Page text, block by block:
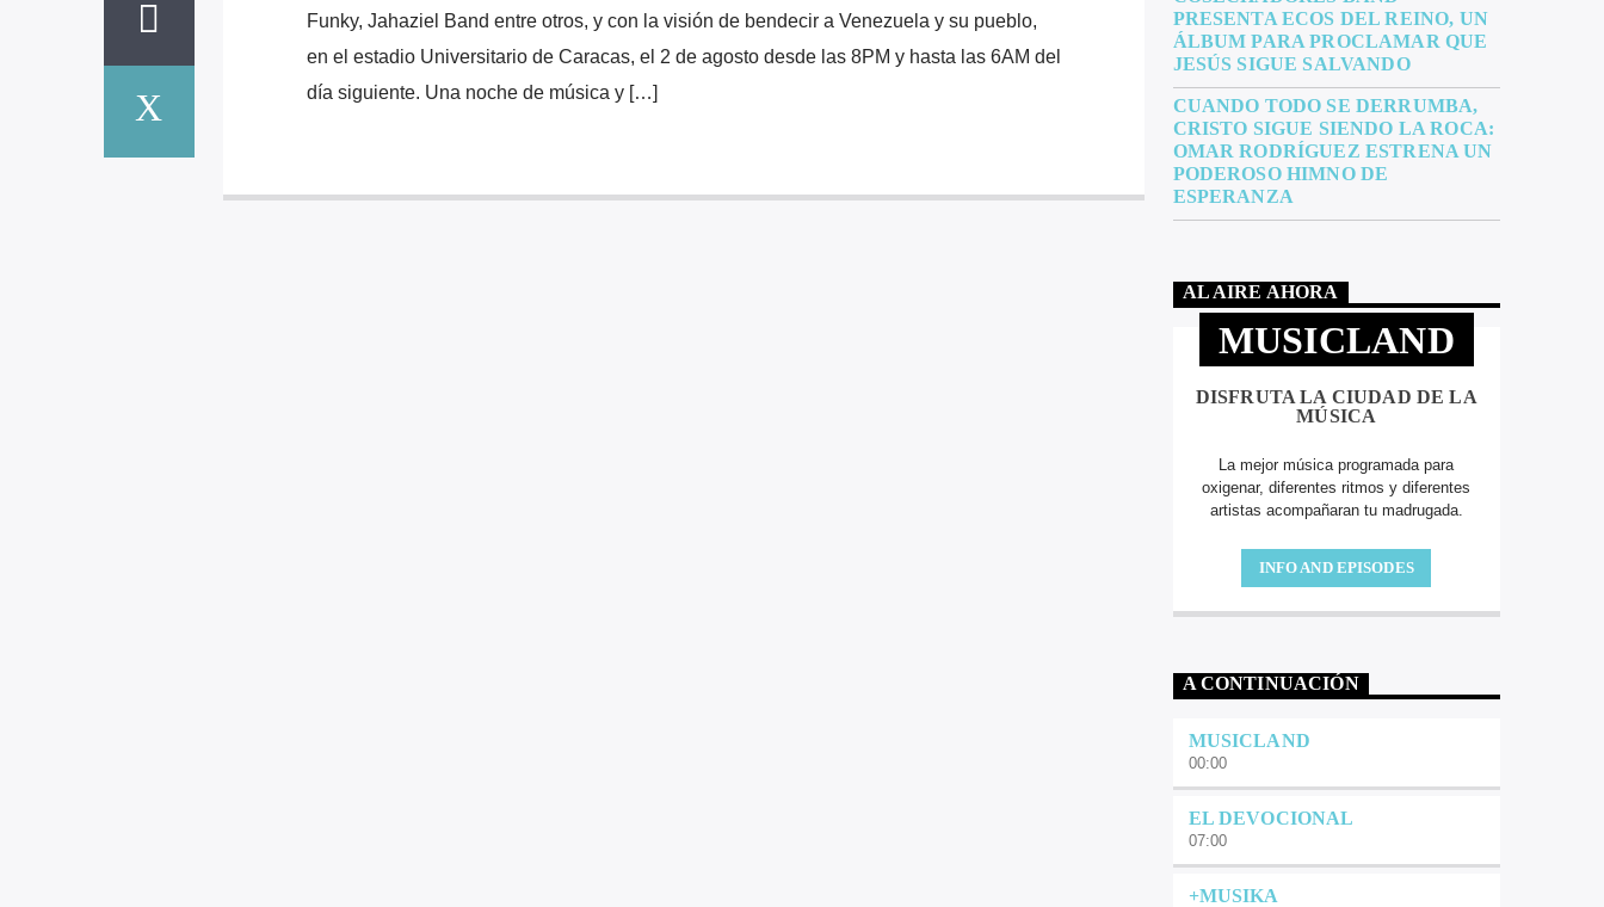
Funky, Jahaziel Band entre otros, y con la visión de bendecir a Venezuela y su pueblo,
en el estadio Universitario de Caracas, el 2 de agosto desde las 8PM y hasta las 6AM del
día siguiente. Una noche de música y […]
PRESENTA ECOS DEL REINO, UN
ÁLBUM PARA PROCLAMAR QUE
JESÚS SIGUE SALVANDO
CUANDO TODO SE DERRUMBA,
CRISTO SIGUE SIENDO LA ROCA:
OMAR RODRÍGUEZ ESTRENA UN
PODEROSO HIMNO DE
ESPERANZA
AL AIRE AHORA
MUSICLAND
DISFRUTA LA CIUDAD DE LA
MÚSICA
La mejor música programada para
oxigenar, diferentes ritmos y diferentes
artistas acompañaran tu madrugada.
INFO AND EPISODES
A CONTINUACIÓN
MUSICLAND
00:00
EL DEVOCIONAL
07:00
+MUSIKA